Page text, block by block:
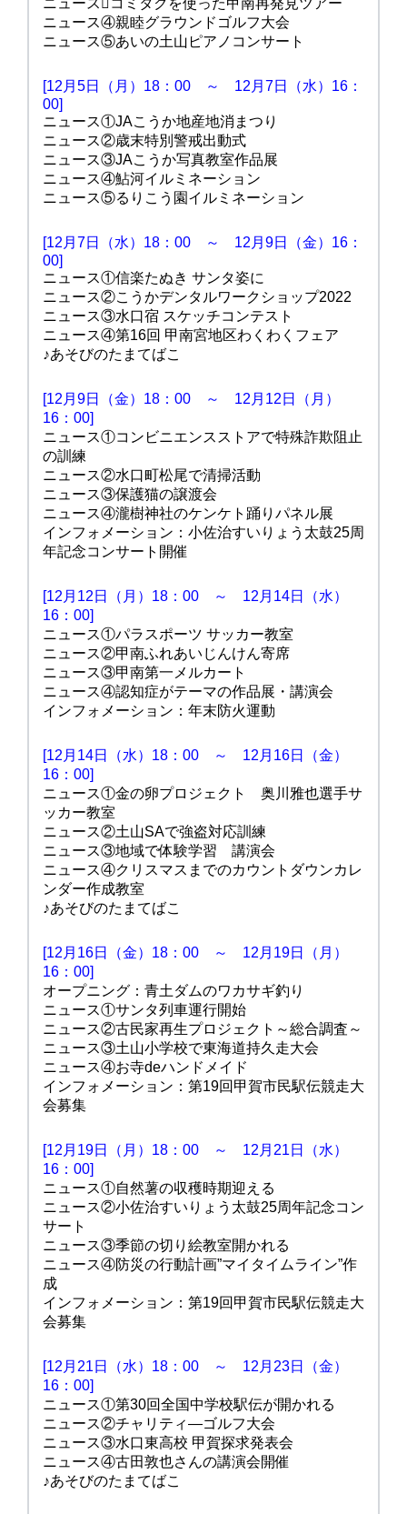
ニュース③͡コミタクを使った甲南再発見ツアー
ニュース④親睦グラウンドゴルフ大会
ニュース⑤あいの土山ピアノコンサート
[12月5日（月）18：00 ～ 12月7日（水）16：
00]
ニュース①JAこうか地産地消まつり
ニュース②歳末特別警戒出動式
ニュース③JAこうか写真教室作品展
ニュース④鮎河イルミネーション
ニュース⑤るりこう園イルミネーション
[12月7日（水）18：00 ～ 12月9日（金）16：
00]
ニュース①信楽たぬき サンタ姿に
ニュース②こうかデンタルワークショップ2022
ニュース③水口宿 スケッチコンテスト
ニュース④第16回 甲南宮地区わくわくフェア
♪あそびのたまてばこ
[12月9日（金）18：00 ～ 12月12日（月）
16：00]
ニュース①コンビニエンスストアで特殊詐欺阻止
の訓練
ニュース②水口町松尾で清掃活動
ニュース③保護猫の譲渡会
ニュース④瀧樹神社のケンケト踊りパネル展
インフォメーション：小佐治すいりょう太鼓25周
年記念コンサート開催
[12月12日（月）18：00 ～ 12月14日（水）
16：00]
ニュース①パラスポーツ サッカー教室
ニュース②甲南ふれあいじんけん寄席
ニュース③甲南第一メルカート
ニュース④認知症がテーマの作品展・講演会
インフォメーション：年末防火運動
[12月14日（水）18：00 ～ 12月16日（金）
16：00]
ニュース①金の卵プロジェクト 奥川雅也選手サ
ッカー教室
ニュース②土山SAで強盗対応訓練
ニュース③地域で体験学習 講演会
ニュース④クリスマスまでのカウントダウンカレ
ンダー作成教室
♪あそびのたまてばこ
[12月16日（金）18：00 ～ 12月19日（月）
16：00]
オープニング：青土ダムのワカサギ釣り
ニュース①サンタ列車運行開始
ニュース②古民家再生プロジェクト～総合調査～
ニュース③土山小学校で東海道持久走大会
ニュース④お寺deハンドメイド
インフォメーション：第19回甲賀市民駅伝競走大
会募集
[12月19日（月）18：00 ～ 12月21日（水）
16：00]
ニュース①自然薯の収穫時期迎える
ニュース②小佐治すいりょう太鼓25周年記念コン
サート
ニュース③季節の切り絵教室開かれる
ニュース④防災の行動計画”マイタイムライン”作
成
インフォメーション：第19回甲賀市民駅伝競走大
会募集
[12月21日（水）18：00 ～ 12月23日（金）
16：00]
ニュース①第30回全国中学校駅伝が開かれる
ニュース②チャリティ―ゴルフ大会
ニュース③水口東高校 甲賀探求発表会
ニュース④古田敦也さんの講演会開催
♪あそびのたまてばこ